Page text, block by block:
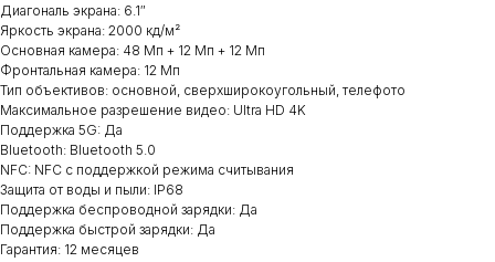
Диагональ экрана: 6.1″
Яркость экрана: 2000 кд/м²
Основная камера: 48 Мп + 12 Мп + 12 Мп
Фронтальная камера: 12 Мп
Тип объективов: основной, сверхширокоугольный, телефото
Максимальное разрешение видео: Ultra HD 4K
Поддержка 5G: Да
Bluetooth: Bluetooth 5.0
NFC: NFC с поддержкой режима считывания
Защита от воды и пыли: IP68
Поддержка беспроводной зарядки: Да
Поддержка быстрой зарядки: Да
Гарантия: 12 месяцев